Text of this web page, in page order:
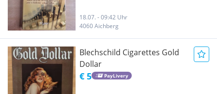
18.07. - 09:42 Uhr
4060 Aichberg
Blechschild Cigarettes Gold
Dollar
€ 5 PayLivery